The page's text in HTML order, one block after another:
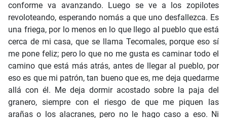
conforme va avanzando. Luego se ve a los zopilotes
revoloteando, esperando nomás a que uno desfallezca. Es
una friega, por lo menos en lo que llego al pueblo que está
cerca de mi casa, que se llama Tecomales, porque eso sí
me pone feliz; pero lo que no me gusta es caminar todo el
camino que está más atrás, antes de llegar al pueblo, por
eso es que mi patrón, tan bueno que es, me deja quedarme
allá con él. Me deja dormir acostado sobre la paja del
granero, siempre con el riesgo de que me piquen las
arañas o los alacranes, pero no le hago caso a eso. Ni